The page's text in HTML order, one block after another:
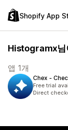
Shopify App
Histogramx님
앱 1개
Chex ‑
Free trial
Direct